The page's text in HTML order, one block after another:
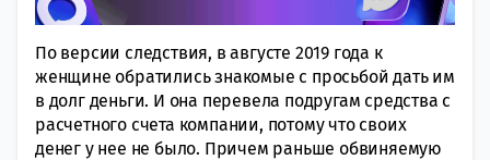
По версии следствия, в августе 2019 года к
женщине обратились знакомые с просьбой дать им
в долг деньги. И она перевела подругам средства с
расчетного счета компании, потому что своих
денег у нее не было. Причем раньше обвиняемую